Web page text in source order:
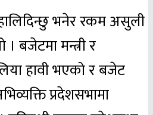
भनेर रकम असुली
बजेटमा मन्त्री र
हावी भएको र बजेट
प्रदेशसभामा